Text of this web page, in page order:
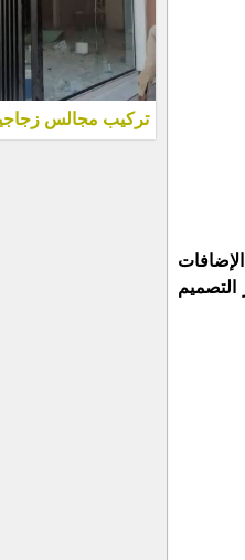
تركيب مجالس